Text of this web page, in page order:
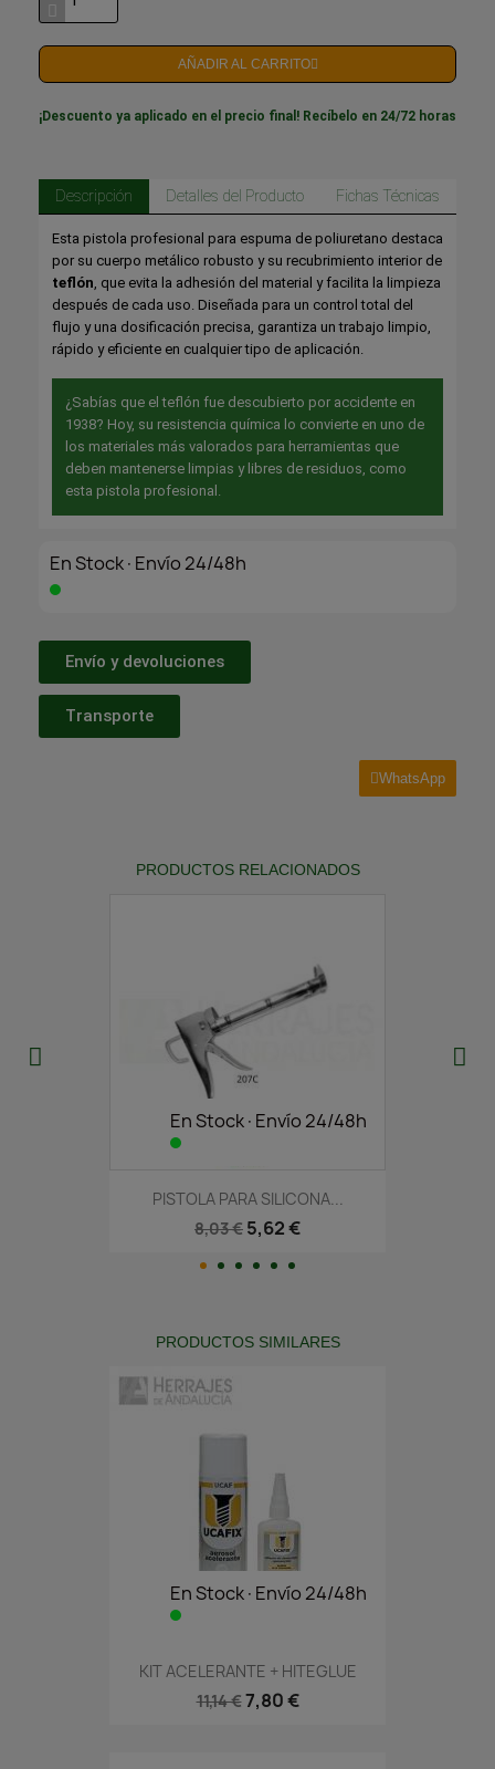
AÑADIR AL CARRITO
¡Descuento ya aplicado en el precio final! Recíbelo en 24/72 horas
Descripción Detalles del Producto Fichas Técnicas
Esta pistola profesional para espuma de poliuretano destaca
por su cuerpo metálico robusto y su recubrimiento interior de
teflón , que evita la adhesión del material y facilita la limpieza
después de cada uso. Diseñada para un control total del
flujo y una dosificación precisa, garantiza un trabajo limpio,
rápido y eficiente en cualquier tipo de aplicación.
¿Sabías que el teflón fue descubierto por accidente en
1938? Hoy, su resistencia química lo convierte en uno de
los materiales más valorados para herramientas que
deben mantenerse limpias y libres de residuos, como
esta pistola profesional.
En Stock·Envío 24/48h
Envío y devoluciones
Transporte
WhatsApp
PRODUCTOS RELACIONADOS
En Stock·Envío 24/48h
PISTOLA PARA SILICONA...
8,03 € 5,62 €
PRODUCTOS SIMILARES
En Stock·Envío 24/48h
KIT ACELERANTE + HITEGLUE
11,14 €7,80 €